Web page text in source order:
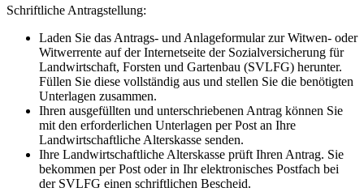
Schriftliche Antragstellung:
Laden Sie das Antrags- und Anlageformular zur Witwen- oder
Witwerrente auf der Internetseite der Sozialversicherung für
Landwirtschaft, Forsten und Gartenbau (SVLFG) herunter.
Füllen Sie diese vollständig aus und stellen Sie die benötigten
Unterlagen zusammen.
Ihren ausgefüllten und unterschriebenen Antrag können Sie
mit den erforderlichen Unterlagen per Post an Ihre
Landwirtschaftliche Alterskasse senden.
Ihre Landwirtschaftliche Alterskasse prüft Ihren Antrag. Sie
bekommen per Post oder in Ihr elektronisches Postfach bei
der SVLFG einen schriftlichen Bescheid.